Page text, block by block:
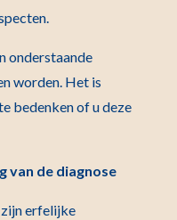
onderstaande
worden. Het is
bedenken of u deze
van de diagnose
zijn erfelijke